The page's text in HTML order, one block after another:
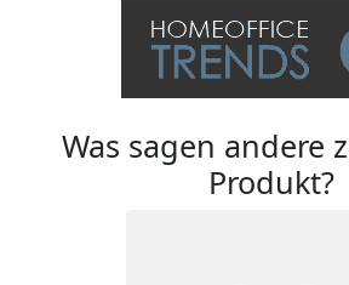
Was sagen andere
Produkt?